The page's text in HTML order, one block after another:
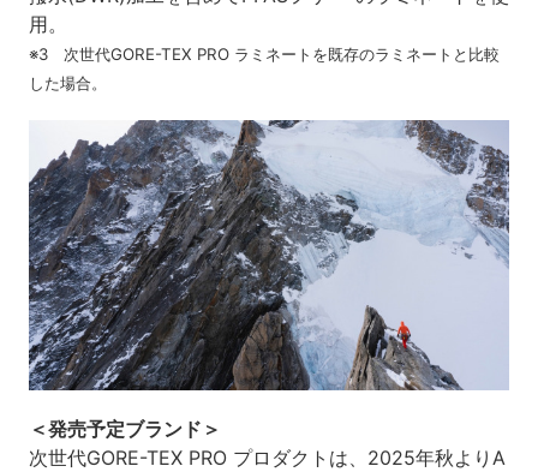
用。
※3 次世代GORE-TEX PRO ラミネートを既存のラミネートと比較
した場合。
＜発売予定ブランド＞
次世代GORE-TEX PRO プロダクトは、2025年秋よりA